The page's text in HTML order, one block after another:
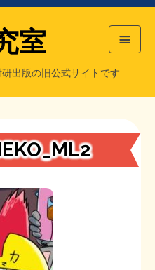
源研究室
室
出版の旧公式サイトです